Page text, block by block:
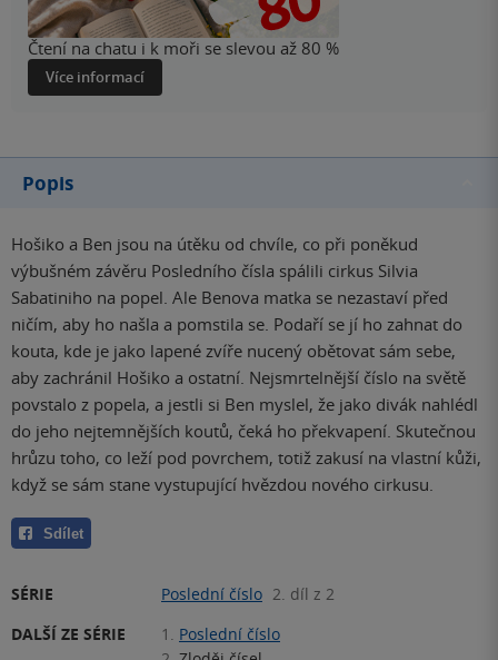
Čtení na chatu i k moři se slevou až 80 %
Více informací
Popis
Hošiko a Ben jsou na útěku od chvíle, co při poněkud
výbušném závěru Posledního čísla spálili cirkus Silvia
Sabatiniho na popel. Ale Benova matka se nezastaví před
ničím, aby ho našla a pomstila se. Podaří se jí ho zahnat do
kouta, kde je jako lapené zvíře nucený obětovat sám sebe,
aby zachránil Hošiko a ostatní. Nejsmrtelnější číslo na světě
povstalo z popela, a jestli si Ben myslel, že jako divák nahlédl
do jeho nejtemnějších koutů, čeká ho překvapení. Skutečnou
hrůzu toho, co leží pod povrchem, totiž zakusí na vlastní kůži,
když se sám stane vystupující hvězdou nového cirkusu.
Sdílet
SÉRIE Poslední číslo 2. díl z 2
DALŠÍ ZE SÉRIE
1. Poslední číslo